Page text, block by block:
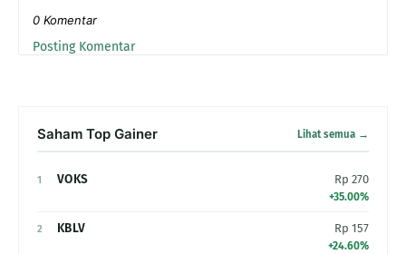
0 Komentar
Posting Komentar
Saham Top Gainer Lihat semua →
1 VOKS Rp 270
+35.00%
2 KBLV Rp 157
+24.60%